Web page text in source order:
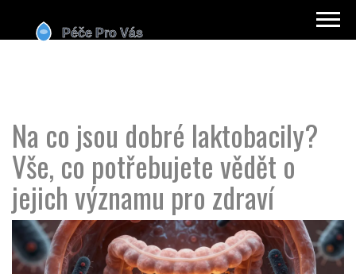
Na co jsou dobré laktobacily?
Vše, co potřebujete vědět o
jejich významu pro zdraví